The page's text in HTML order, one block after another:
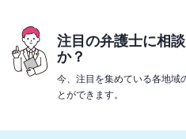
注目の弁護士に相
か？
今、注目を集めている各地域
とができます。